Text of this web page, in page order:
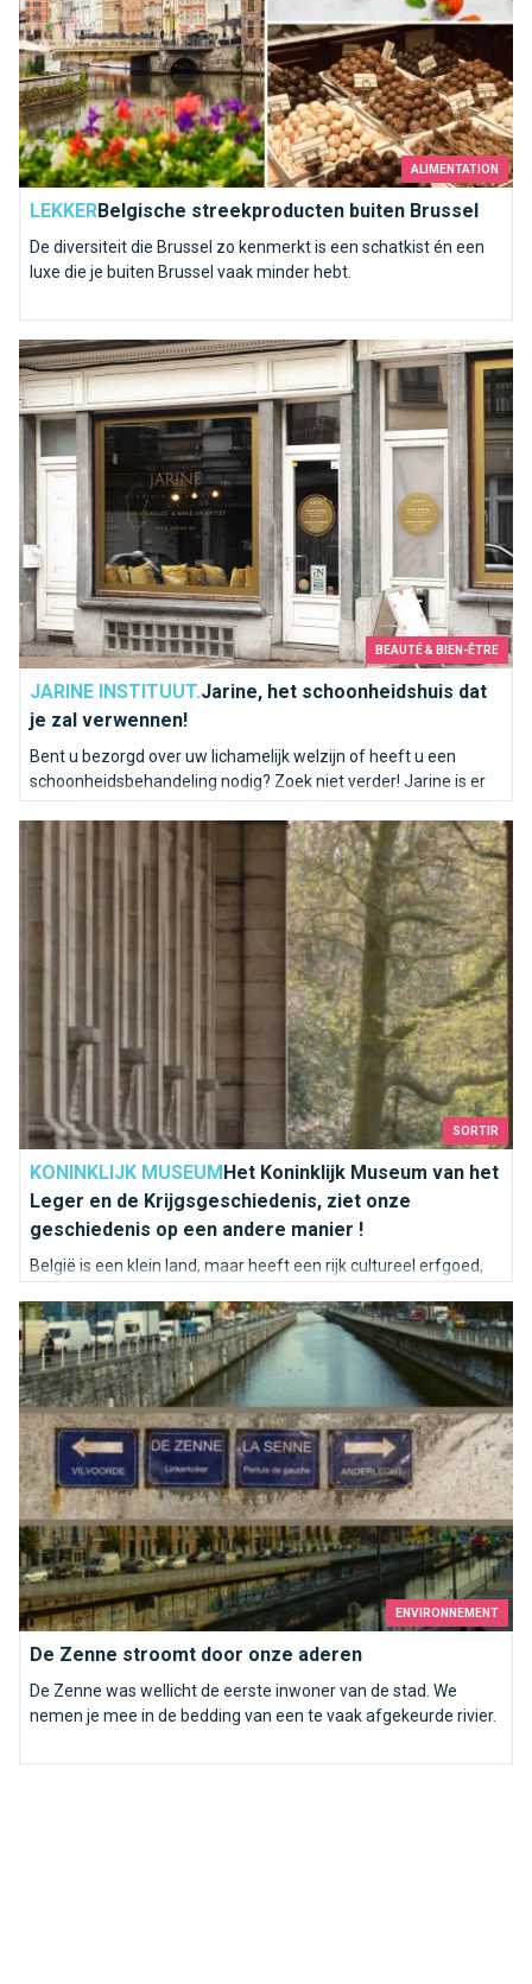
ALIMENTATION
LEKKERBelgische streekproducten buiten Brussel
De diversiteit die Brussel zo kenmerkt is een schatkist én een
luxe die je buiten Brussel vaak minder hebt.
BEAUTÉ & BIEN-ÊTRE
JARINE INSTITUUT.Jarine, het schoonheidshuis dat
je zal verwennen!
Bent u bezorgd over uw lichamelijk welzijn of heeft u een
schoonheidsbehandeling nodig? Zoek niet verder! Jarine is er
om u te verwelkomen en haar deuren voor u te openen voor
een heerlijk moment van ontspanning.
Jarine, het schoonheidshuis dat je zal verwennen!
SORTIR
KONINKLIJK MUSEUM Het Koninklijk Museum van het
Leger en de Krijgsgeschiedenis, ziet onze
geschiedenis op een andere manier !
België is een klein land, maar heeft een rijk cultureel erfgoed,
in 1302 Napoleon versloeg. Ons leger is altijd strategisch en
machtig geweest.
Het Koninklijk Museum van het Leger en de
ENVIRONNEMENT
De Zenne stroomt door onze aderen
De Zenne was wellicht de eerste inwoner van de stad. We
nemen je mee in de bedding van een te vaak afgekeurde rivier.
De Zenne stroomt door onze aderen